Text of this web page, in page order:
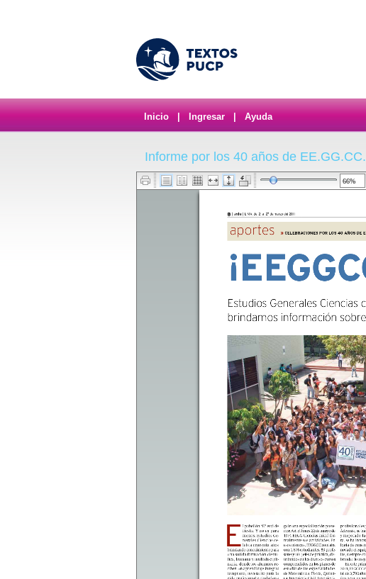
Inicio Ingresar Ayuda
Informe por los 40 años de EE.GG.CC.